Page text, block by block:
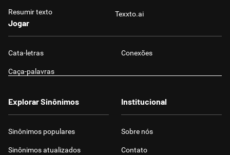
Resumir texto Texxto.ai
Jogar
Cata-letras Conexões
Caça-palavras
Explorar Sinônimos
Sinônimos populares
Sinônimos atualizados
Institucional
Sobre nós
Contato